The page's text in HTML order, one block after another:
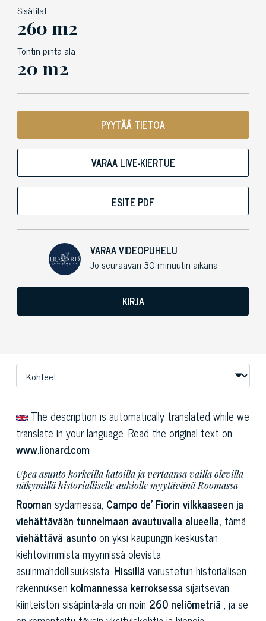
Sisätilat
260 m2
Tontin pinta-ala
20 m2
PYYTÄÄ TIETOA
VARAA LIVE-KIERTUE
ESITE PDF
VARAA VIDEOPUHELU
Jo seuraavan 30 minuutin aikana
KIRJA
The description is automatically translated while we
translate in your language. Read the original text on
www.lionard.com
Upea asunto korkeilla katoilla ja vertaansa vailla olevilla
näkymillä historialliselle aukiolle myytävänä Roomassa
Rooman sydämessä, Campo de' Fiorin vilkkaaseen ja
viehättävään tunnelmaan avautuvalla alueella, tämä
viehättävä asuntoon yksi kaupungin keskustan
kiehtovimmista myynnissä olevista
asuinmahdollisuuksista. Hissillä varustetun historiallisen
rakennuksen kolmannessa kerroksessa sijaitsevan
kiinteistön sisäpinta-ala on noin 260 neliömetriä , ja se